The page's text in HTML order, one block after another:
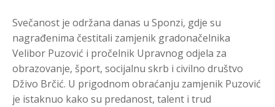
Svečanost je održana danas u Sponzi, gdje su
nagrađenima čestitali zamjenik gradonačelnika
Velibor Puzović i pročelnik Upravnog odjela za
obrazovanje, šport, socijalnu skrb i civilno društvo
Dživo Brčić. U prigodnom obraćanju zamjenik Puzović
je istaknuo kako su predanost, talent i trud